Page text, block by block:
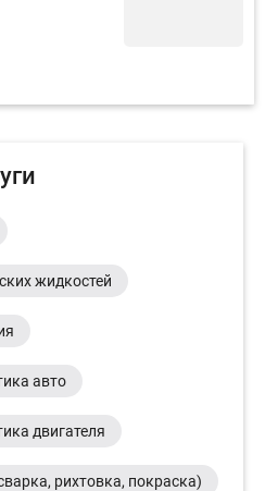
жидкостей
авто
двигателя
рихтовка, покраска)